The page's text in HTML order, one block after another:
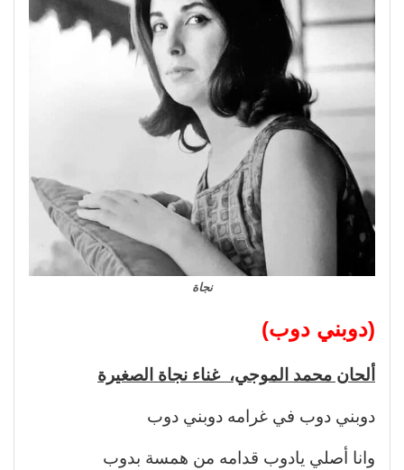
نجاة
(دوبني دوب)
ألحان محمد الموجي، غناء نجاة الصغيرة
دوبني دوب في غرامه دوبني دوب
وانا أصلي يادوب قدامه من همسة بدوب